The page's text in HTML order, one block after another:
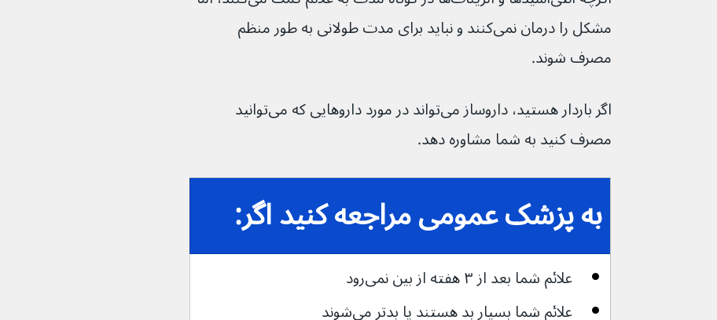
مشکل را درمان نمی‌کنند و نباید برای مدت طولانی به طور منظم
مصرف شوند.
اگر باردار هستید، داروساز می‌تواند در مورد داروهایی که می‌توانید
مصرف کنید به شما مشاوره دهد.
به پزشک عمومی مراجعه کنید اگر:
علائم شما بعد از ۳ هفته از بین نمی‌رود
علائم شما بسیار بد هستند یا بدتر می‌شوند